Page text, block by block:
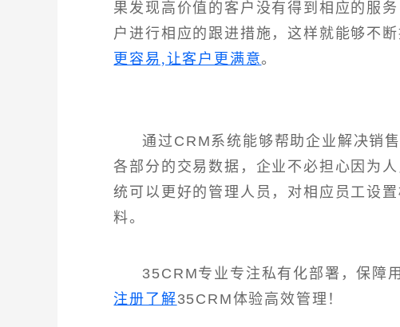
果发现高价值的客户没有得到相应的服
户进行相应的跟进措施，这样就能够不
更容易,让客户更满意。
通过CRM系统能够帮助企业解决销
各部分的交易数据，企业不必担心因为
统可以更好的管理人员，对相应员工设
料。
35CRM专业专注私有化部署，保障
注册了解35CRM体验高效管理！